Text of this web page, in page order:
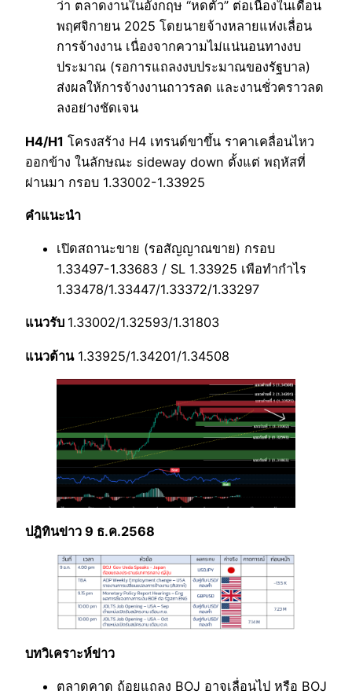
ว่า ตลาดงานในอังกฤษ “หดตัว” ต่อเนื่องในเดือน
พฤศจิกายน 2025 โดยนายจ้างหลายแห่งเลื่อน
การจ้างงาน เนื่องจากความไม่แน่นอนทางงบ
ประมาณ (รอการแถลงงบประมาณของรัฐบาล)
ส่งผลให้การจ้างงานถาวรลด และงานชั่วคราวลด
ลงอย่างชัดเจน
H4/H1 โครงสร้าง H4 เทรนด์ขาขึ้น ราคาเคลื่อนไหว
ออกข้าง ในลักษณะ sideway down ตั้งแต่ พฤหัสที่
ผ่านมา กรอบ 1.33002-1.33925
คำแนะนำ
เปิดสถานะขาย (รอสัญญาณขาย) กรอบ
1.33497-1.33683 / SL 1.33925 เพือทำกำไร
1.33478/1.33447/1.33372/1.33297
แนวรับ 1.33002/1.32593/1.31803
แนวต้าน1.33925/1.34201/1.34508
ปฎิทินข่าว 9 ธ.ค.2568
บทวิเคราะห์ข่าว
ตลาดคาด ถ้อยแถลง BOJ อาจเลื่อนไป หรือ BOJ